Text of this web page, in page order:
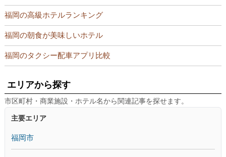
福岡の高級ホテルランキング
福岡の朝食が美味しいホテル
福岡のタクシー配車アプリ比較
エリアから探す
市区町村・商業施設・ホテル名から関連記事を探せます。
主要エリア
福岡市